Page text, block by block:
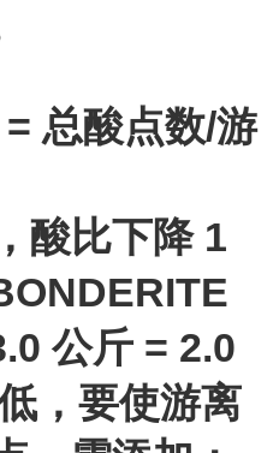
总酸点数/游
酸比下降 1
公斤 = 2.0
，要使游离